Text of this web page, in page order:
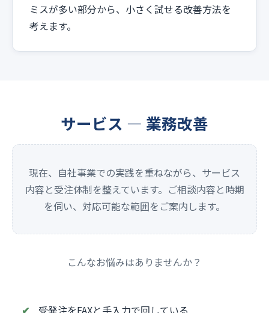
ミスが多い部分から、小さく試せる改善方法を
考えます。
サービス — 業務改善
現在、自社事業での実践を重ねながら、サービス
内容と受注体制を整えています。ご相談内容と時期
を伺い、対応可能な範囲をご案内します。
こんなお悩みはありませんか？
受発注をFAXと手入力で回している